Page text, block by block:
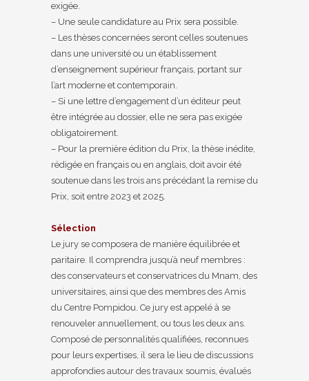
exigée.
– Une seule candidature au Prix sera possible.
– Les thèses concernées seront celles soutenues
dans une université ou un établissement
d’enseignement supérieur français, portant sur
l’art moderne et contemporain.
– Si une lettre d’engagement d’un éditeur peut
être intégrée au dossier, elle ne sera pas exigée
obligatoirement.
– Pour la première édition du Prix, la thèse inédite,
rédigée en français ou en anglais, doit avoir été
soutenue dans les trois ans précédant la remise du
Prix, soit entre 2023 et 2025.
Sélection
Le jury se composera de manière équilibrée et
paritaire. Il comprendra jusqu’à neuf membres :
des conservateurs et conservatrices du Mnam, des
universitaires, ainsi que des membres des Amis
du Centre Pompidou. Ce jury est appelé à se
renouveler annuellement, ou tous les deux ans.
Composé de personnalités qualifiées, reconnues
pour leurs expertises, il sera le lieu de discussions
approfondies autour des travaux soumis, évalués